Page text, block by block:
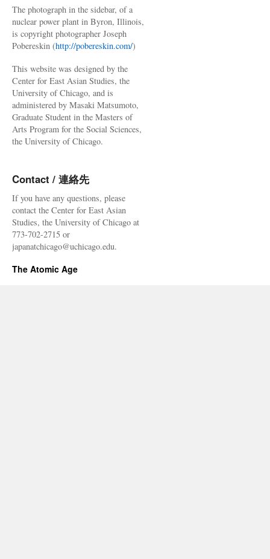
The photograph in the sidebar, of a
nuclear power plant in Byron, Illinois,
is copyright photographer Joseph
Pobereskin (http://pobereskin.com/)
This website was designed by the
Center for East Asian Studies, the
University of Chicago, and is
administered by Masaki Matsumoto,
Graduate Student in the Masters of
Arts Program for the Social Sciences,
the University of Chicago.
Contact / 連絡先
If you have any questions, please
contact the Center for East Asian
Studies, the University of Chicago at
773-702-2715 or
japanatchicago@uchicago.edu.
The Atomic Age